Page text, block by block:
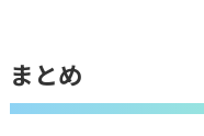
まとめ